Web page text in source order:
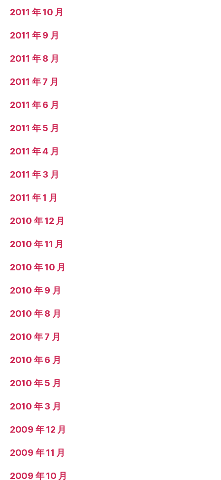
2011 年 10 月
2011 年 9 月
2011 年 8 月
2011 年 7 月
2011 年 6 月
2011 年 5 月
2011 年 4 月
2011 年 3 月
2011 年 1 月
2010 年 12 月
2010 年 11 月
2010 年 10 月
2010 年 9 月
2010 年 8 月
2010 年 7 月
2010 年 6 月
2010 年 5 月
2010 年 3 月
2009 年 12 月
2009 年 11 月
2009 年 10 月